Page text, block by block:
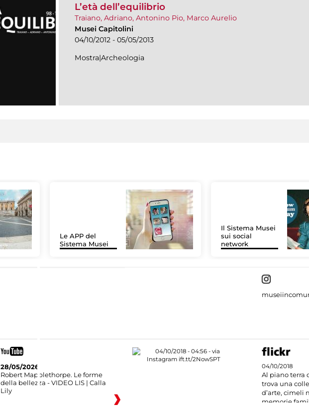
L’età dell’equilibrio
Traiano, Adriano, Antonino Pio, Marco Aurelio
Musei Capitolini
04/10/2012 - 05/05/2013
Mostra|Archeologia
Le APP del
Sistema Musei
Il Sistema Musei
sui social
network
28/05/2026
Robert Mapplethorpe. Le forme
della bellezza - VIDEO LIS | Calla
Lily
04/10/2018
Al piano terra
trova una
d’arte, cimeli
memorie